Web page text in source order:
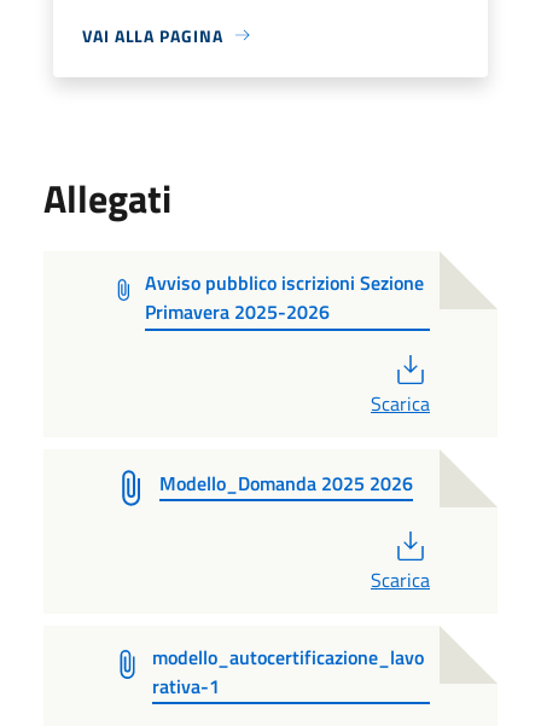
VAI ALLA PAGINA
Allegati
Avviso pubblico iscrizioni Sezione
Primavera 2025-2026
Scarica
Modello_Domanda 2025 2026
Scarica
modello_autocertificazione_lavo
rativa-1